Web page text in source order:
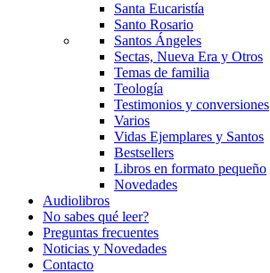
Santa Eucaristía
Santo Rosario
Santos Ángeles
Sectas, Nueva Era y Otros
Temas de familia
Teología
Testimonios y conversiones
Varios
Vidas Ejemplares y Santos
Bestsellers
Libros en formato pequeño
Novedades
Audiolibros
No sabes qué leer?
Preguntas frecuentes
Noticias y Novedades
Contacto